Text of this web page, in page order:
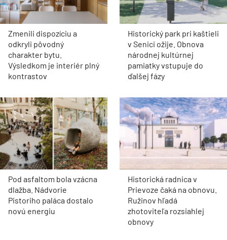
Zmenili dispozíciu a
odkryli pôvodný
charakter bytu.
Výsledkom je interiér plný
kontrastov
Historický park pri kaštieli
v Senici ožije. Obnova
národnej kultúrnej
pamiatky vstupuje do
ďalšej fázy
Pod asfaltom bola vzácna
dlažba. Nádvorie
Pistoriho paláca dostalo
novú energiu
Historická radnica v
Prievoze čaká na obnovu.
Ružinov hľadá
zhotoviteľa rozsiahlej
obnovy